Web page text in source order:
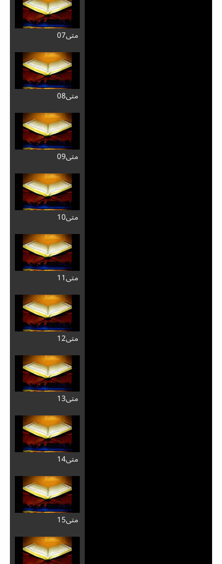
متی07
متی08
متی09
متی10
متی11
متی12
متی13
متی14
متی15